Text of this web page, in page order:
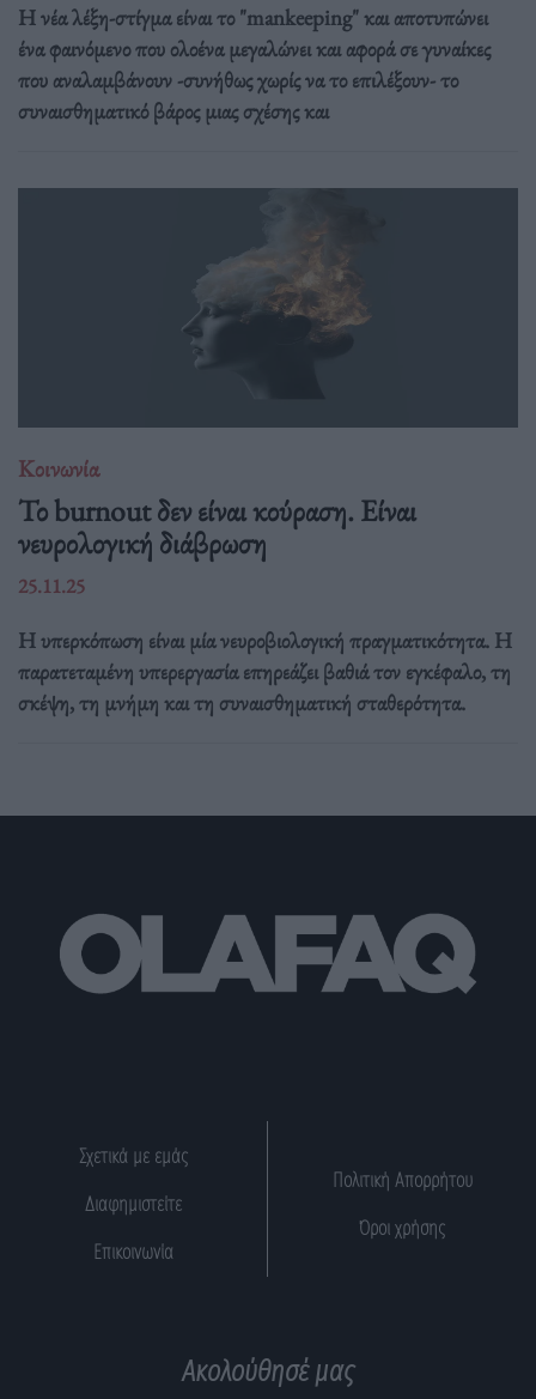
Η νέα λέξη-στίγμα είναι το "mankeeping" και αποτυπώνει
ένα φαινόμενο που ολοένα μεγαλώνει και αφορά σε γυναίκες
που αναλαμβάνουν -συνήθως χωρίς να το επιλέξουν- το
συναισθηματικό βάρος μιας σχέσης και
Κοινωνία
Το burnout δεν είναι κούραση. Είναι
νευρολογική διάβρωση
25.11.25
Η υπερκόπωση είναι μία νευροβιολογική πραγματικότητα. Η
παρατεταμένη υπερεργασία επηρεάζει βαθιά τον εγκέφαλο, τη
σκέψη, τη μνήμη και τη συναισθηματική σταθερότητα.
Σχετικά με εμάς
Διαφημιστείτε
Επικοινωνία
Πολιτική Απορρήτου
Όροι χρήσης
Ακολούθησέ μας